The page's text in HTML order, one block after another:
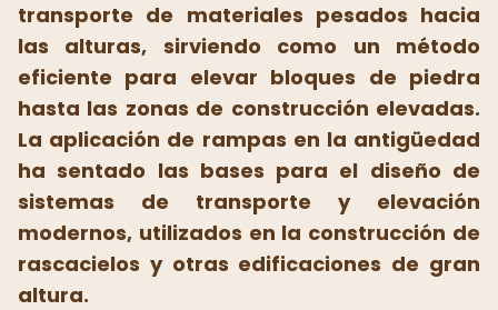
transporte de materiales pesados hacia
las alturas, sirviendo como un método
eficiente para elevar bloques de piedra
hasta las zonas de construcción elevadas.
La aplicación de rampas en la antigüedad
ha sentado las bases para el diseño de
sistemas de transporte y elevación
modernos, utilizados en la construcción de
rascacielos y otras edificaciones de gran
altura.